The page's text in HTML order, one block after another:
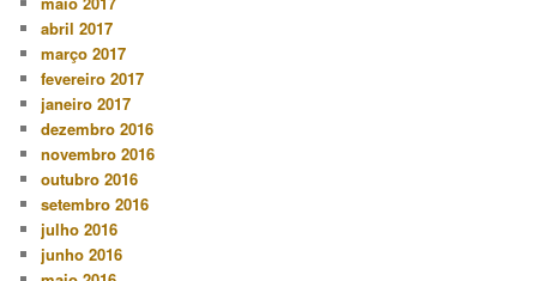
abril 2017
março 2017
fevereiro 2017
janeiro 2017
dezembro 2016
novembro 2016
outubro 2016
setembro 2016
julho 2016
junho 2016